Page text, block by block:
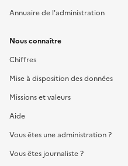
Annuaire de l'administration
Nous connaître
Chiffres
Mise à disposition des données
Missions et valeurs
Aide
Vous êtes une administration ?
Vous êtes journaliste ?